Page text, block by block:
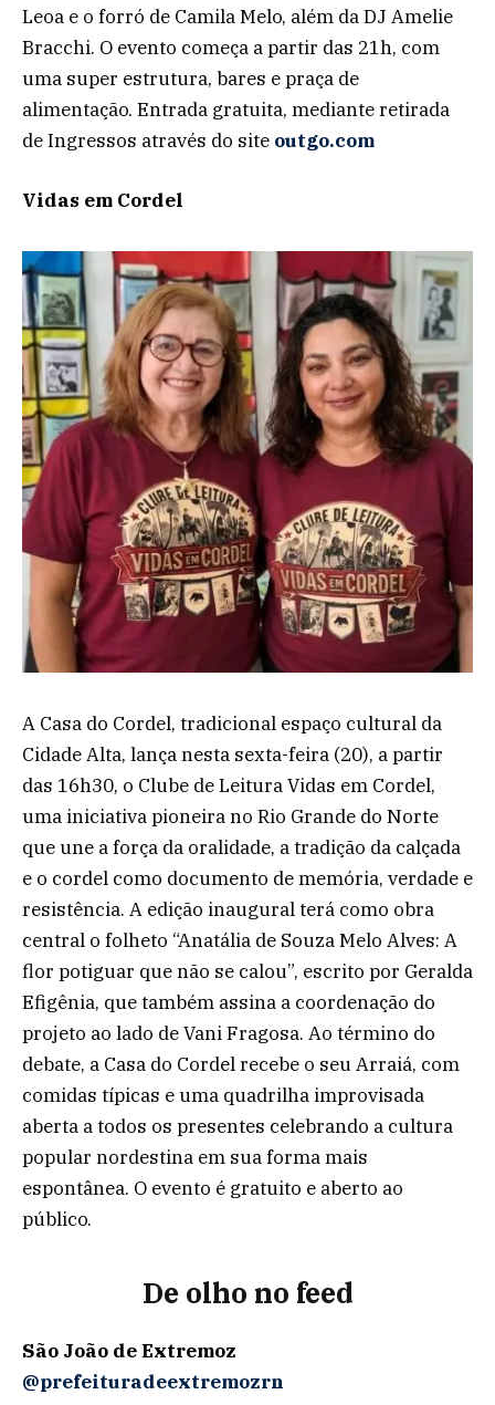
Leoa e o forró de Camila Melo, além da DJ Amelie
Bracchi. O evento começa a partir das 21h, com
uma super estrutura, bares e praça de
alimentação. Entrada gratuita, mediante retirada
de Ingressos através do site outgo.com
Vidas em Cordel
A Casa do Cordel, tradicional espaço cultural da
Cidade Alta, lança nesta sexta-feira (20), a partir
das 16h30, o Clube de Leitura Vidas em Cordel,
uma iniciativa pioneira no Rio Grande do Norte
que une a força da oralidade, a tradição da calçada
e o cordel como documento de memória, verdade e
resistência. A edição inaugural terá como obra
central o folheto “Anatália de Souza Melo Alves: A
flor potiguar que não se calou”, escrito por Geralda
Efigênia, que também assina a coordenação do
projeto ao lado de Vani Fragosa. Ao término do
debate, a Casa do Cordel recebe o seu Arraiá, com
comidas típicas e uma quadrilha improvisada
aberta a todos os presentes celebrando a cultura
popular nordestina em sua forma mais
espontânea. O evento é gratuito e aberto ao
público.
De olho no feed
São João de Extremoz
@prefeituradeextremozrn